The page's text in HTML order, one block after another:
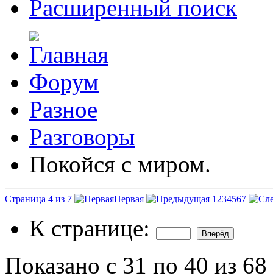
Расширенный поиск
Форум
Разное
Разговоры
Покойся с миром.
Страница 4 из 7 Первая 1 234567
К странице:
Показано с 31 по 40 из 68